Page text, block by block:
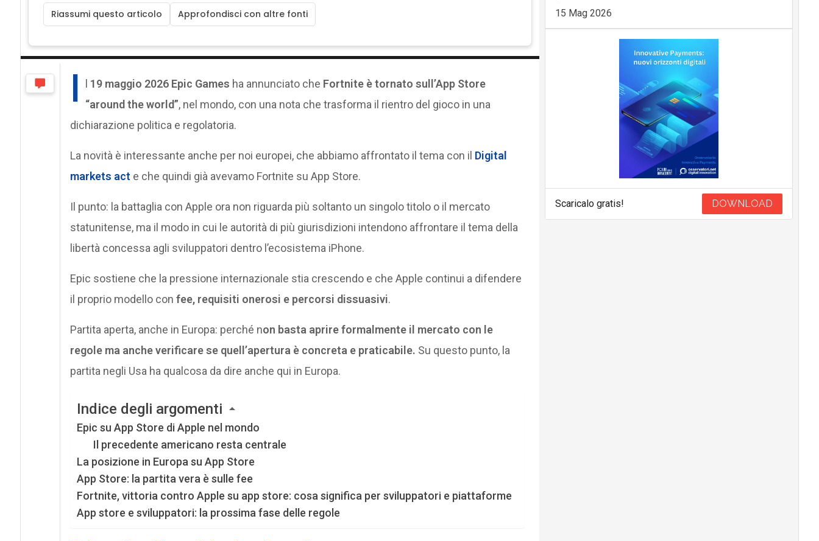
Riassumi questo articolo Approfondisci con altre fonti
I 19 maggio 2026 Epic Games ha annunciato che Fortnite è tornato sull’App Store
“around the world”, nel mondo, con una nota che trasforma il rientro del gioco in una
dichiarazione politica e regolatoria.
La novità è interessante anche per noi europei, che abbiamo affrontato il tema con il Digital
markets act e che quindi già avevamo Fortnite su App Store.
Il punto: la battaglia con Apple ora non riguarda più soltanto un singolo titolo o il mercato
statunitense, ma il modo in cui le autorità di più giurisdizioni intendono affrontare il tema della
libertà concessa agli sviluppatori dentro l’ecosistema iPhone.
Epic sostiene che la pressione internazionale stia crescendo e che Apple continui a difendere
il proprio modello con fee, requisiti onerosi e percorsi dissuasivi.
Partita aperta, anche in Europa: perché non basta aprire formalmente il mercato con le
regole ma anche verificare se quell’apertura è concreta e praticabile. Su questo punto, la
partita negli Usa ha qualcosa da dire anche qui in Europa.
Indice degli argomenti
Epic su App Store di Apple nel mondo
Il precedente americano resta centrale
La posizione in Europa su App Store
App Store: la partita vera è sulle fee
Fortnite, vittoria contro Apple su app store: cosa significa per sviluppatori e piattaforme
App store e sviluppatori: la prossima fase delle regole
15 Mag 2026
Scaricalo gratis! DOWNLOAD